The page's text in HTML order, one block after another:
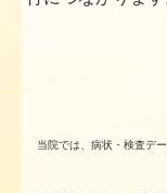
当院では、病状・検査デ